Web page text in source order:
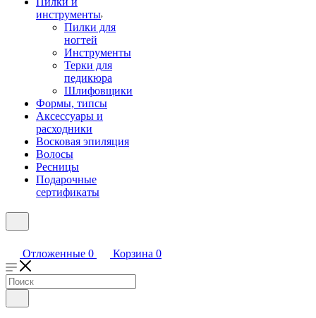
инструменты
Пилки для
ногтей
Инструменты
Терки для
педикюра
Шлифовщики
Формы, типсы
Аксессуары и
расходники
Восковая эпиляция
Волосы
Ресницы
Подарочные
сертификаты
Отложенные 0 Корзина 0